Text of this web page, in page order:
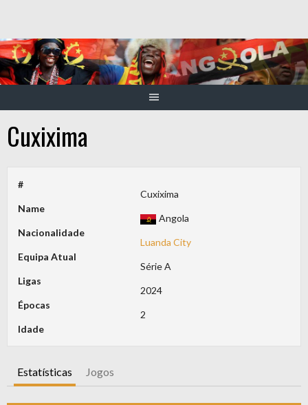
content
Cuxixima
#
Name
Cuxixima
Nacionalidade
Angola
Equipa Atual
Luanda City
Ligas
Série A
Épocas
2024
Idade
2
Estatísticas Jogos